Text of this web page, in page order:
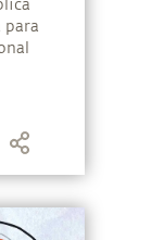
para